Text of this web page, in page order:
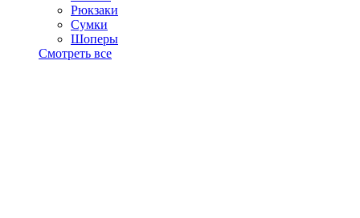
Рюкзаки
Сумки
Шоперы
Смотреть все